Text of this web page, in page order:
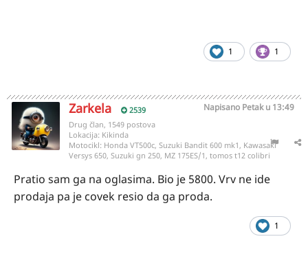
1 1
Zarkela 2539 Napisano Petak u 13:49
Drug član, 1549 postova
Lokacija: Kikinda
Motocikl: Honda VT500c, Suzuki Bandit 600 mk1, Kawasaki
Versys 650, Suzuki gn 250, MZ 175ES/1, tomos t12 colibri
Pratio sam ga na oglasima. Bio je 5800. Vrv ne ide
prodaja pa je covek resio da ga proda.
1